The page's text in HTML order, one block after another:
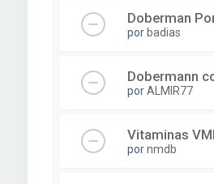
Doberman
por badias
Dobermann
porALMIR77
Vitaminas
pornmdb